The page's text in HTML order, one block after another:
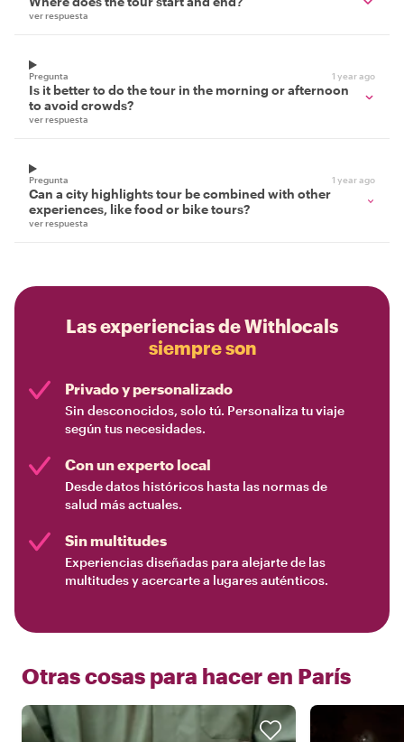
ver respuesta
Pregunta 1 year ago
Is it better to do the tour in the morning or afternoon
to avoid crowds?
ver respuesta
Pregunta 1 year ago
Can a city highlights tour be combined with other
experiences, like food or bike tours?
ver respuesta
Las experiencias de Withlocals
siempre son
Privado y personalizado
Sin desconocidos, solo tú. Personaliza tu viaje
según tus necesidades.
Con un experto local
Desde datos históricos hasta las normas de
salud más actuales.
Sin multitudes
Experiencias diseñadas para alejarte de las
multitudes y acercarte a lugares auténticos.
Otras cosas para hacer en París